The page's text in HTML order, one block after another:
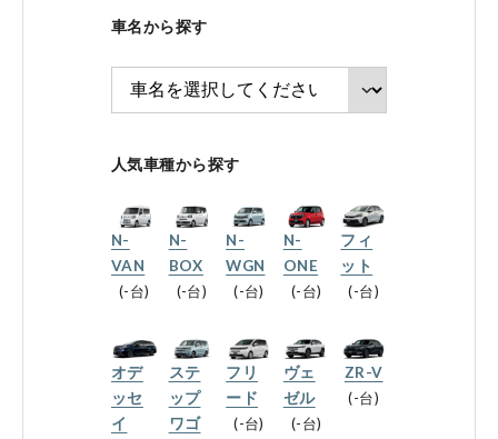
法人のお客様へ
健康経営の取り組み
車名から探す
人気車種から探す
N-
VAN
-台
N-
BOX
-台
N-
WGN
-台
N-
ONE
-台
フィ
ット
-台
オデ
ッセ
イ
ステ
ップ
ワゴ
フリ
ード
-台
ヴェ
ゼル
-台
ZR-V
-台